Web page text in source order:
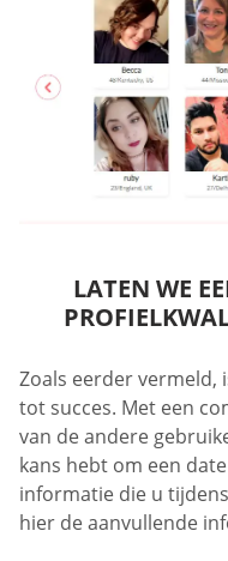
LATEN WE
Zoals eerder vermeld,
tot succes. Met een
van de andere
kans hebt om een
informatie die u
hier de aanvullende